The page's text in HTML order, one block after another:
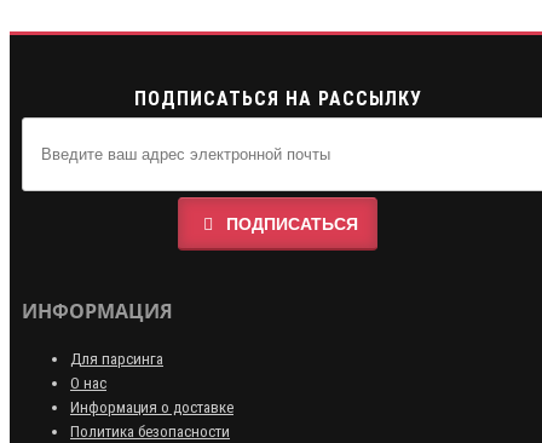
ПОДПИСАТЬСЯ НА РАССЫЛКУ
ПОДПИСАТЬСЯ
ИНФОРМАЦИЯ
Для парсинга
О нас
Информация о доставке
Политика безопасности